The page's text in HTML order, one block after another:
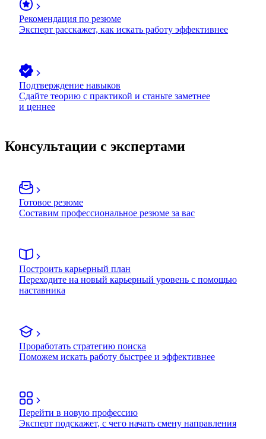
Рекомендация по резюме
Эксперт расскажет, как искать работу эффективнее
Подтверждение навыков
Сдайте теорию с практикой и станьте заметнее
и ценнее
Консультации с экспертами
Готовое резюме
Составим профессиональное резюме за вас
Построить карьерный план
Переходите на новый карьерный уровень с помощью
наставника
Проработать стратегию поиска
Поможем искать работу быстрее и эффективнее
Перейти в новую профессию
Эксперт подскажет, с чего начать смену направления